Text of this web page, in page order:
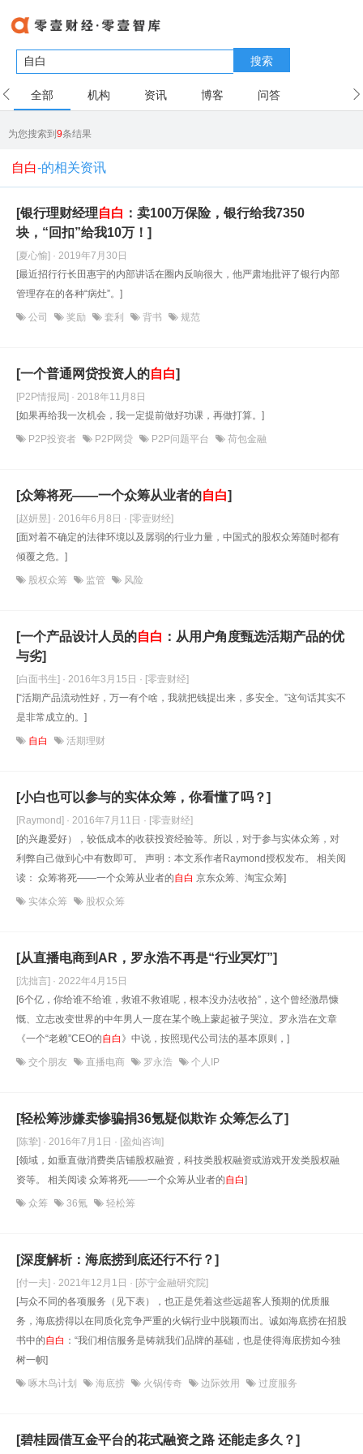
搜索
全部 机构 资讯 博客 问答
为您搜索到9条结果
自白-的相关资讯
[银行理财经理自白 ：卖100万保险，银行给我7350
块，“回扣”给我10万！]
[夏心愉] · 2019年7月30日
[最近招行行长田惠宇的内部讲话在圈内反响很大，他严肃地批评了银行内部
管理存在的各种“病灶”。]
公司 奖励 套利 背书 规范
[一个普通网贷投资人的自白]
[P2P情报局] · 2018年11月8日
[如果再给我一次机会，我一定提前做好功课，再做打算。]
P2P投资者 P2P网贷 P2P问题平台 荷包金融
[众筹将死——一个众筹从业者的自白]
[赵妍昱] · 2016年6月8日 · [零壹财经]
[面对着不确定的法律环境以及孱弱的行业力量，中国式的股权众筹随时都有
倾覆之危。]
股权众筹 监管 风险
[一个产品设计人员的自白 ：从用户角度甄选活期产品的优
与劣]
[白面书生] · 2016年3月15日 · [零壹财经]
[“活期产品流动性好，万一有个啥，我就把钱提出来，多安全。”这句话其实不
是非常成立的。]
自白 活期理财
[小白也可以参与的实体众筹，你看懂了吗？]
[Raymond] · 2016年7月11日 · [零壹财经]
[的兴趣爱好），较低成本的收获投资经验等。所以，对于参与实体众筹，对
利弊自己做到心中有数即可。 声明：本文系作者Raymond授权发布。 相关阅
读： 众筹将死——一个众筹从业者的自白 京东众筹、淘宝众筹]
实体众筹 股权众筹
[从直播电商到AR，罗永浩不再是“行业冥灯”]
[沈拙言] · 2022年4月15日
[6个亿，你给谁不给谁，救谁不救谁呢，根本没办法收拾”，这个曾经激昂慷
慨、立志改变世界的中年男人一度在某个晚上蒙起被子哭泣。罗永浩在文章
《一个“老赖”CEO的自白 》中说，按照现代公司法的基本原则，]
交个朋友 直播电商 罗永浩 个人IP
[轻松筹涉嫌卖惨骗捐36氪疑似欺诈 众筹怎么了]
[陈挚] · 2016年7月1日 · [盈灿咨询]
[领域，如垂直做消费类店铺股权融资，科技类股权融资或游戏开发类股权融
资等。 相关阅读 众筹将死——一个众筹从业者的自白]
众筹 36氪 轻松筹
[深度解析：海底捞到底还行不行？]
[付一夫] · 2021年12月1日 · [苏宁金融研究院]
[与众不同的各项服务（见下表），也正是凭着这些远超客人预期的优质服
务，海底捞得以在同质化竞争严重的火锅行业中脱颖而出。诚如海底捞在招股
书中的自白 ：“我们相信服务是铸就我们品牌的基础，也是使得海底捞如今独
树一帜]
啄木鸟计划 海底捞 火锅传奇 边际效用 过度服务
[碧桂园借互金平台的花式融资之路 还能走多久？]